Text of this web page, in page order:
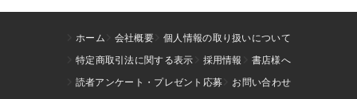
ホーム 会社概要
個人情報の取り扱いについて
特定商取引法に関する表示
採用情報
書店様へ
読者アンケート・プレゼント応募
お問い合わせ